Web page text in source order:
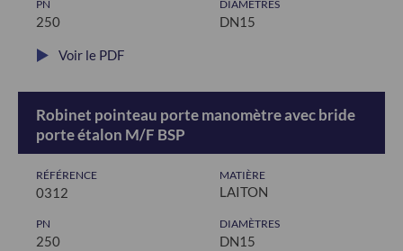
PN
250
DIAMÈTRES
DN15
Voir le PDF
Robinet pointeau porte manomètre avec bride
porte étalon M/F BSP
RÉFÉRENCE
0312
MATIÈRE
LAITON
PN
250
DIAMÈTRES
DN15